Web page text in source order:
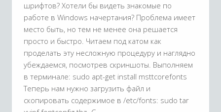
шрифтов? Хотели бы видеть знакомые по
работе в Windows начертания? Проблема имеет
место быть, но тем не менее она решается
просто и быстро. Читаем под катом как
проделать эту несложную процедуру и наглядно
убеждаемся, посмотрев скриншоты. Выполняем
в терминале: sudo apt-get install msttcorefonts
Теперь нам нужно загрузить файл и
скопировать содержимое в /etc/fonts: sudo tar